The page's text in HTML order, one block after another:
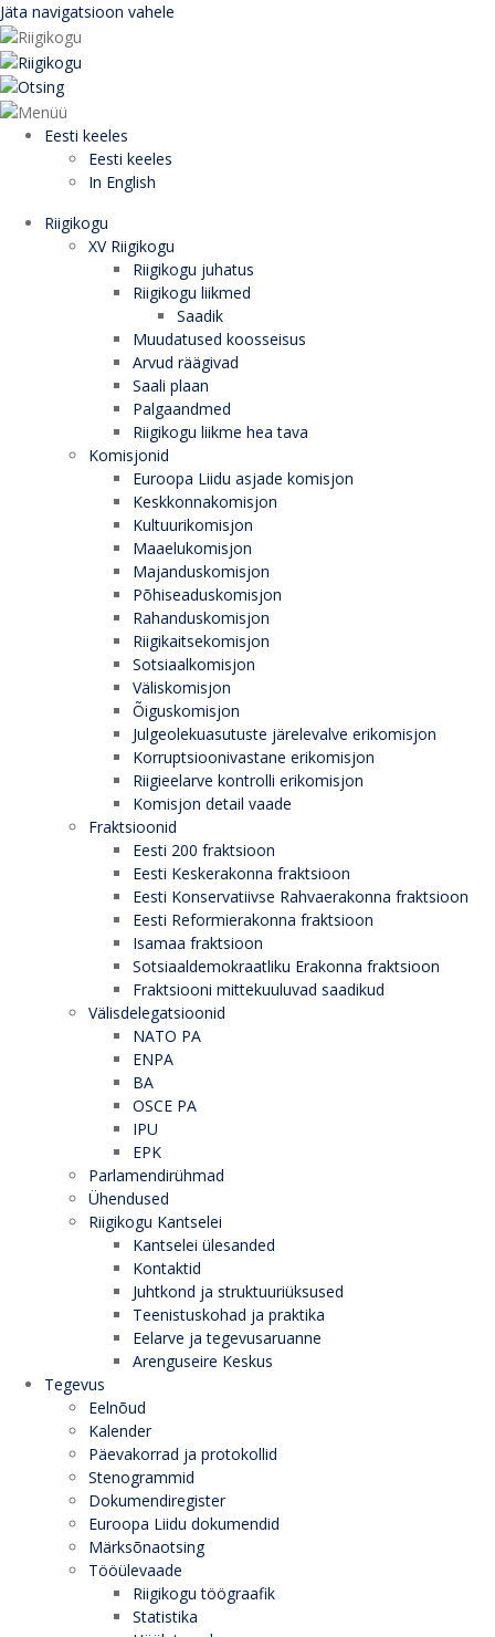
Jäta navigatsioon vahele
Eesti keeles
Eesti keeles
In English
Riigikogu
XV Riigikogu
Riigikogu juhatus
Riigikogu liikmed
Saadik
Muudatused koosseisus
Arvud räägivad
Saali plaan
Palgaandmed
Riigikogu liikme hea tava
Komisjonid
Euroopa Liidu asjade komisjon
Keskkonnakomisjon
Kultuurikomisjon
Maaelukomisjon
Majanduskomisjon
Põhiseaduskomisjon
Rahanduskomisjon
Riigikaitsekomisjon
Sotsiaalkomisjon
Väliskomisjon
Õiguskomisjon
Julgeolekuasutuste järelevalve erikomisjon
Korruptsioonivastane erikomisjon
Riigieelarve kontrolli erikomisjon
Komisjon detail vaade
Fraktsioonid
Eesti 200 fraktsioon
Eesti Keskerakonna fraktsioon
Eesti Konservatiivse Rahvaerakonna fraktsioon
Eesti Reformierakonna fraktsioon
Isamaa fraktsioon
Sotsiaaldemokraatliku Erakonna fraktsioon
Fraktsiooni mittekuuluvad saadikud
Välisdelegatsioonid
NATO PA
ENPA
BA
OSCE PA
IPU
EPK
Parlamendirühmad
Ühendused
Riigikogu Kantselei
Kantselei ülesanded
Kontaktid
Juhtkond ja struktuuriüksused
Teenistuskohad ja praktika
Eelarve ja tegevusaruanne
Arenguseire Keskus
Tegevus
Eelnõud
Kalender
Päevakorrad ja protokollid
Stenogrammid
Dokumendiregister
Euroopa Liidu dokumendid
Märksõnaotsing
Tööülevaade
Riigikogu töögraafik
Statistika